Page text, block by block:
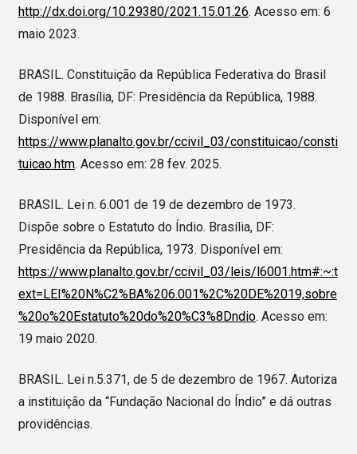
http://dx.doi.org/10.29380/2021.15.01.26. Acesso em: 6
maio 2023.
BRASIL. Constituição da República Federativa do Brasil
de 1988. Brasília, DF: Presidência da República, 1988.
Disponível em:
https://www.planalto.gov.br/ccivil_03/constituicao/consti
tuicao.htm. Acesso em: 28 fev. 2025.
BRASIL. Lei n. 6.001 de 19 de dezembro de 1973.
Dispõe sobre o Estatuto do Índio. Brasília, DF:
Presidência da República, 1973. Disponível em:
https://www.planalto.gov.br/ccivil_03/leis/l6001.htm#:~:t
ext=LEI%20N%C2%BA%206.001%2C%20DE%2019,sobre
%20o%20Estatuto%20do%20%C3%8Dndio. Acesso em:
19 maio 2020.
BRASIL. Lei n.5.371, de 5 de dezembro de 1967. Autoriza
a instituição da “Fundação Nacional do Índio” e dá outras
providências.